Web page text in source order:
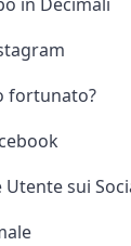
fortunato?
sui